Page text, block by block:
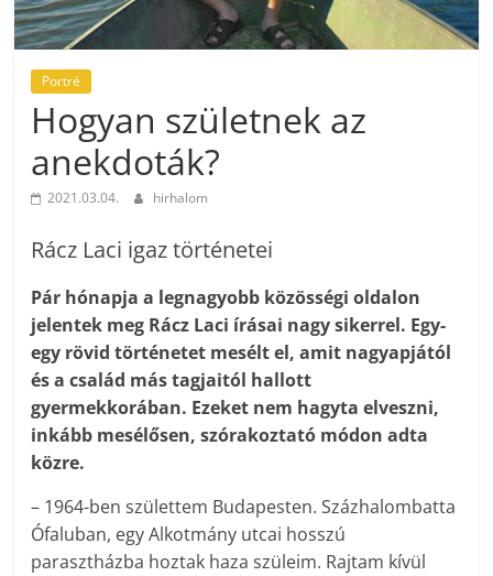
Portré
Hogyan születnek az
anekdoták?
2021.03.04. hirhalom
Rácz Laci igaz történetei
Pár hónapja a legnagyobb közösségi oldalon
jelentek meg Rácz Laci írásai nagy sikerrel. Egy-
egy rövid történetet mesélt el, amit nagyapjától
és a család más tagjaitól hallott
gyermekkorában. Ezeket nem hagyta elveszni,
inkább mesélősen, szórakoztató módon adta
közre.
– 1964-ben születtem Budapesten. Százhalombatta
Ófaluban, egy Alkotmány utcai hosszú
parasztházba hoztak haza szüleim. Rajtam kívül